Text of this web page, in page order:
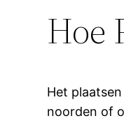
Hoe
Het
noorden of